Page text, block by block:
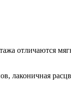
отличаются